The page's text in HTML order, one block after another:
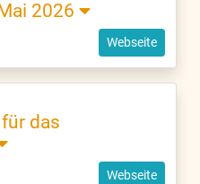
2026
Webseite
das
Webseite